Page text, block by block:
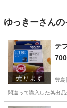
ゆっきーさんの
売ります
テ
豊島
間違って購入した為出